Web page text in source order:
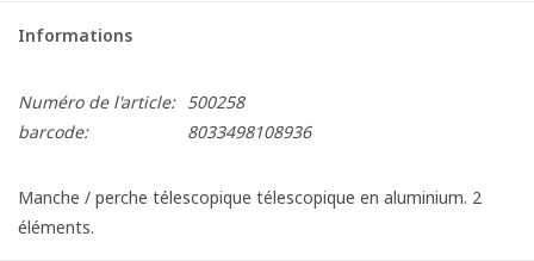
Informations
Numéro de l'article: 500258
barcode:
8033498108936
Manche / perche télescopique télescopique en aluminium. 2
éléments.